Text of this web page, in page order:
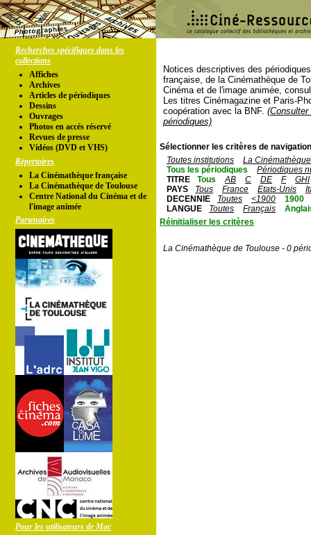
Recherches spécifiques dans les
collections
Affiches
Archives
Articles de périodiques
Dessins
Ouvrages
Photos en accés réservé
Revues de presse
Vidéos (DVD et VHS)
Répertoires
La Cinémathèque française
La Cinémathèque de Toulouse
Centre National du Cinéma et de
l'image animée
Partenaires
Pour les utilisateurs de Mac
Notices descriptives des
française, de la Cinémathèque de
Cinéma et de l'image animée,
Les titres Cinémagazine et Paris-
coopération avec la BNF.
périodiques)
Sélectionner les critères de
Toutes institutions
La
Tous les périodiques
Périodiques
TITRE
Tous AB C DE F
GHI
PAYS
Tous France Etats-Unis
DECENNIE
Toutes <1900
1900
LANGUE
Toutes Français
Réinitialiser les critères
La Cinémathèque de Toulouse - 0